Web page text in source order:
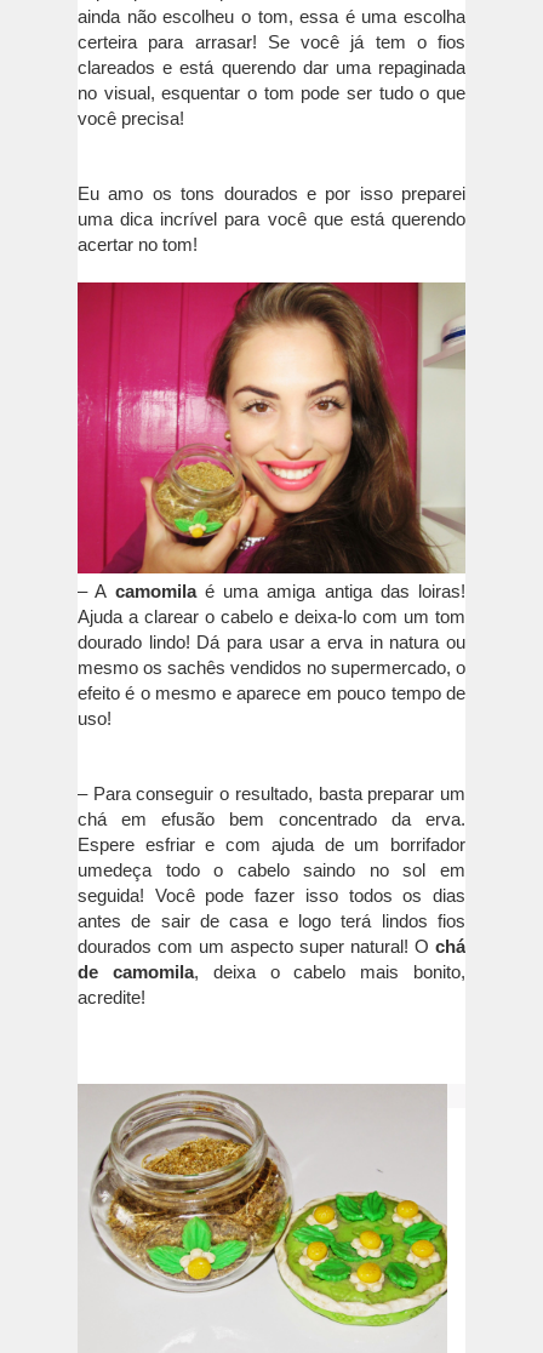
ainda não escolheu o tom, essa é uma escolha
certeira para arrasar! Se você já tem o fios
clareados e está querendo dar uma repaginada
no visual, esquentar o tom pode ser tudo o que
você precisa!
Eu amo os tons dourados e por isso preparei
uma dica incrível para você que está querendo
acertar no tom!
– A camomilaé uma amiga antiga das loiras!
Ajuda a clarear o cabelo e deixa-lo com um tom
dourado lindo! Dá para usar a erva in natura ou
mesmo os sachês vendidos no supermercado, o
efeito é o mesmo e aparece em pouco tempo de
uso!
– Para conseguir o resultado, basta preparar um
chá em efusão bem concentrado da erva.
Espere esfriar e com ajuda de um borrifador
umedeça todo o cabelo saindo no sol em
seguida! Você pode fazer isso todos os dias
antes de sair de casa e logo terá lindos fios
dourados com um aspecto super natural! O chá
de camomila, deixa o cabelo mais bonito,
acredite!